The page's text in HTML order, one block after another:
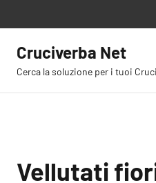
contenuto
Cruciverba Net
Cerca la soluzione per i tuoi
Vellutati